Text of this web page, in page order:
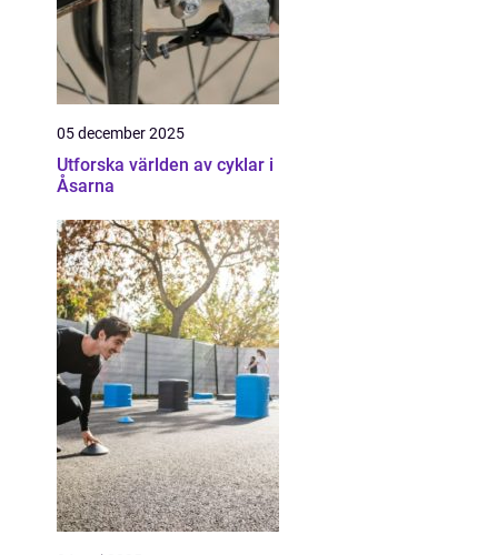
05 december 2025
Utforska världen av cyklar i
Åsarna